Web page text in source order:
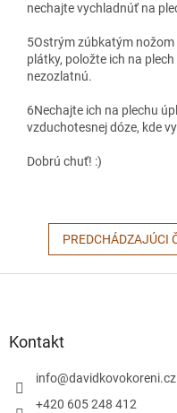
nechajte vychladnúť na
5Ostrým zúbkatým
plátky, položte ich na
nezozlatnú.
6Nechajte ich na plechu
vzduchotesnej dóze, kde
Dobrú chuť! :)
PREDCHÁDZAJÚCI
Kontakt
info@davidkovokoreni.cz
+420 605 248 412